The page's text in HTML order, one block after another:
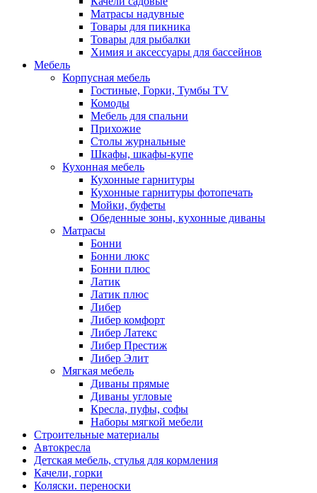
Матрасы надувные
Товары для пикника
Товары для рыбалки
Химия и аксессуары для бассейнов
Мебель
Корпусная мебель
Гостиные, Горки, Тумбы TV
Комоды
Мебель для спальни
Прихожие
Столы журнальные
Шкафы, шкафы-купе
Кухонная мебель
Кухонные гарнитуры
Кухонные гарнитуры фотопечать
Мойки, буфеты
Обеденные зоны, кухонные диваны
Матрасы
Бонни
Бонни люкс
Бонни плюс
Латик
Латик плюс
Либер
Либер комфорт
Либер Латекс
Либер Престиж
Либер Элит
Мягкая мебель
Диваны прямые
Диваны угловые
Кресла, пуфы, софы
Наборы мягкой мебели
Строительные материалы
Автокресла
Детская мебель, стулья для кормления
Качели, горки
Коляски. переноски